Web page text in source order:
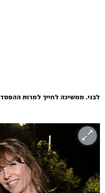
לבני. ממשיכה לחייך למרות ההפסד